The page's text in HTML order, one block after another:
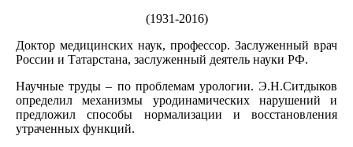
(1931-2016)
Доктор медицинских наук, профессор. Заслуженный врач
России и Татарстана, заслуженный деятель науки РФ.
Научные труды – по проблемам урологии. Э.Н.Ситдыков
определил механизмы уродинамических нарушений и
предложил способы нормализации и восстановления
утраченных функций.